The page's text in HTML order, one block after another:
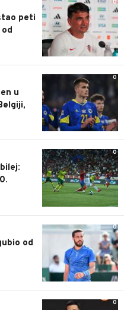
0
peti
0
u
0
0
od
0